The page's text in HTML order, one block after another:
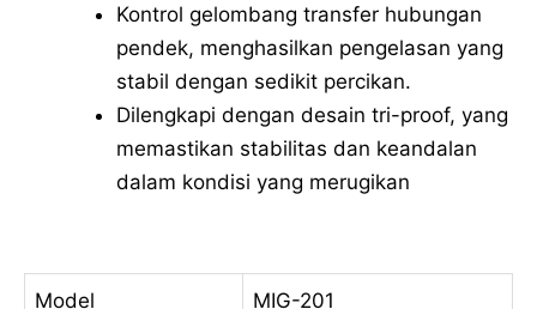
Kontrol gelombang transfer hubungan
pendek, menghasilkan pengelasan yang
stabil dengan sedikit percikan.
Dilengkapi dengan desain tri-proof, yang
memastikan stabilitas dan keandalan
dalam kondisi yang merugikan
Model MIG-201